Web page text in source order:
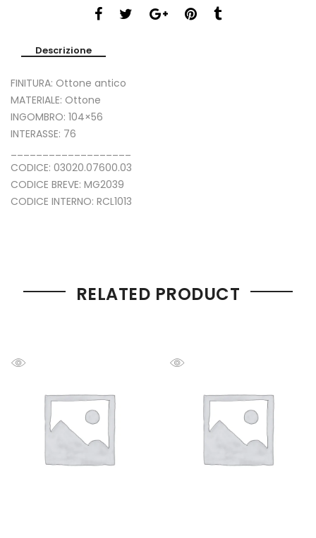
Descrizione
FINITURA: Ottone antico
MATERIALE: Ottone
INGOMBRO: 104×56
INTERASSE: 76
CODICE: 03020.07600.03
CODICE BREVE: MG2039
CODICE INTERNO: RCL1013
RELATED PRODUCT